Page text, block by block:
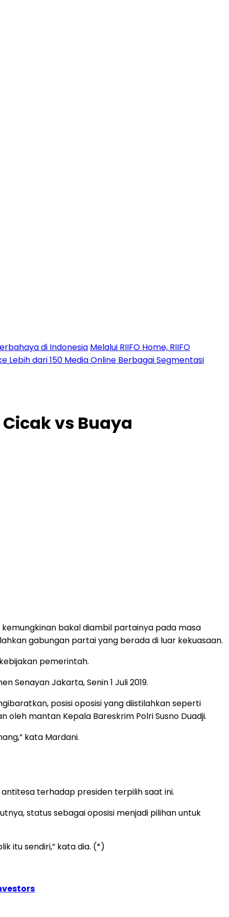
di Indonesia Melalui RIIFO Home, RIIFO
Lebih dari 150 Media Online Berbagai Segmentasi
vs Buaya
kemungkinan bakal diambil partainya pada masa
gabungan partai yang berada di luar kekuasaan.
pemerintah.
Senayan Jakarta, Senin 1 Juli 2019.
posisi oposisi yang diistilahkan seperti
mantan Kepala Bareskrim Polri Susno Duadji.
kata Mardani.
terhadap presiden terpilih saat ini.
status sebagai oposisi menjadi pilihan untuk
itu sendiri,” kata dia. (*)